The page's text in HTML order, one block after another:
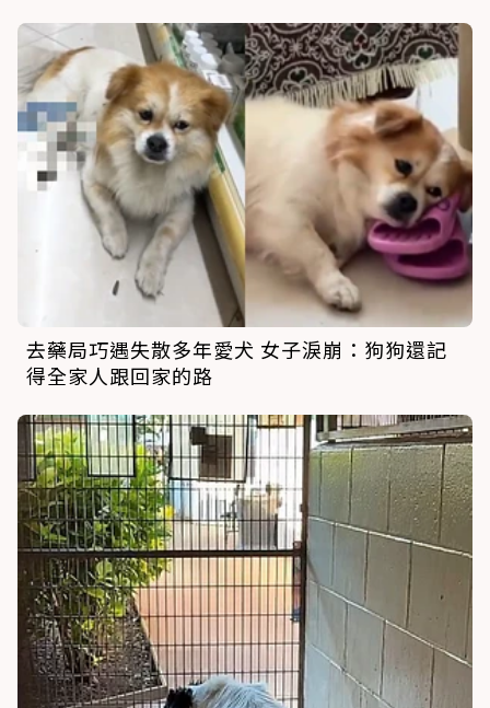
去藥局巧遇失散多年愛犬 女子淚崩：狗狗還記
得全家人跟回家的路